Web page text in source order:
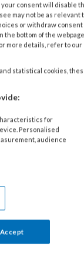
consent will disable
may not be as relevant
or withdraw consent
the bottom of the
more details, refer to our
statistical cookies,
for
Personalised
audience